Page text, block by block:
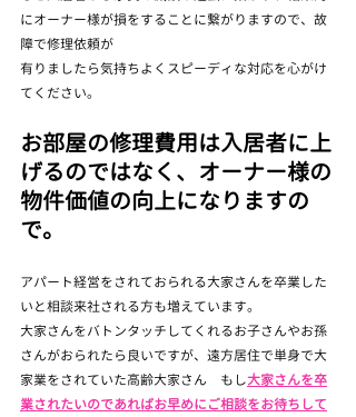
にオーナー様が損をすることに繋がりますので、故
障で修理依頼が
有りましたら気持ちよくスピーディな対応を心がけ
てください。
お部屋の修理費用は入居者に上
げるのではなく、オーナー様の
物件価値の向上になりますの
で。
アパート経営をされておられる大家さんを卒業した
いと相談来社される方も増えています。
大家さんをバトンタッチしてくれるお子さんやお孫
さんがおられたら良いですが、遠方居住で単身で大
家業をされていた高齢大家さん　もし大家さんを卒
業されたいのであればお早めにご相談をお待ちして